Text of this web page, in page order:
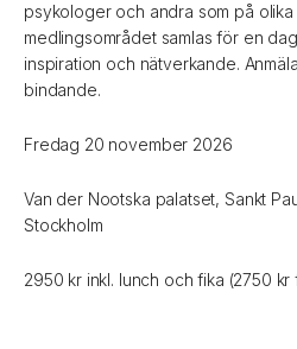
psykologer och andra som på olika
medlingsområdet samlas för en
inspiration och nätverkande.
bindande.
Fredag 20 november 2026
Van der Nootska palatset, Sankt
Stockholm
2950 kr inkl. lunch och fika (2750 kr